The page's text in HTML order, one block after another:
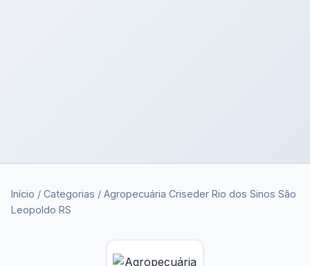
Início / Categorias / Agropecuária Criseder Rio dos Sinos São
Leopoldo RS